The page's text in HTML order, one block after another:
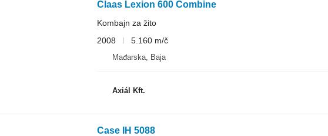
Claas Lexion 600 Combine
Kombajn za žito
2008
5.160 m/č
Mađarska, Baja
Axiál Kft.
Case IH 5088